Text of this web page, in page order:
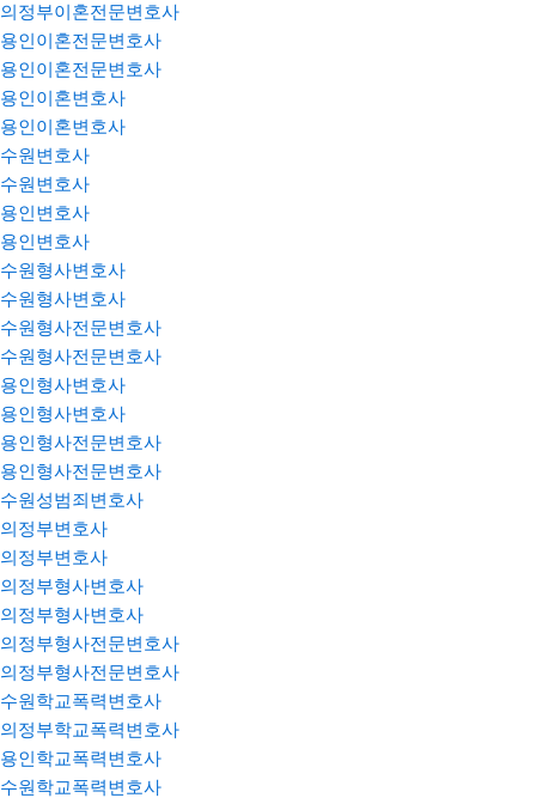
의정부이혼전문변호사
용인이혼전문변호사
용인이혼전문변호사
용인이혼변호사
용인이혼변호사
수원변호사
수원변호사
용인변호사
용인변호사
수원형사변호사
수원형사변호사
수원형사전문변호사
수원형사전문변호사
용인형사변호사
용인형사변호사
용인형사전문변호사
용인형사전문변호사
수원성범죄변호사
의정부변호사
의정부변호사
의정부형사변호사
의정부형사변호사
의정부형사전문변호사
의정부형사전문변호사
수원학교폭력변호사
의정부학교폭력변호사
용인학교폭력변호사
수원학교폭력변호사